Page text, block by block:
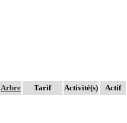
Arbre Tarif Activité(s) Actif